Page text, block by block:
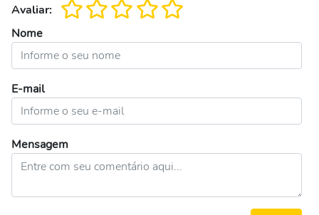
Avaliar:
Nome
E-mail
Mensagem